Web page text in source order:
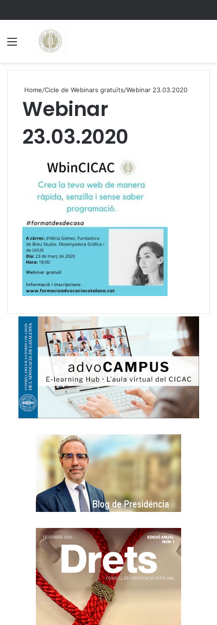
Home/Cicle de Webinars gratuïts/Webinar 23.03.2020
Webinar
23.03.2020